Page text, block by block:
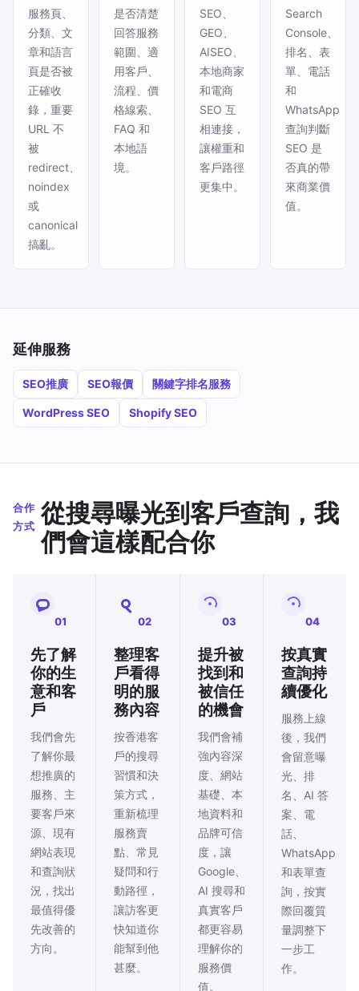
服務頁、
分類、文
章和語言
頁是否被
正確收
錄，重要
URL 不
被
redirect、
noindex
或
canonical
搞亂。
是否清楚
回答服務
範圍、適
用客戶、
流程、價
格線索、
FAQ 和
本地語
境。
SEO、
GEO、
AISEO、
本地商家
和電商
SEO 互
相連接，
讓權重和
客戶路徑
更集中。
Search
Console、
排名、表
單、電話
和
WhatsApp
查詢判斷
SEO 是
否真的帶
來商業價
值。
延伸服務
SEO推廣 SEO報價 關鍵字排名服務
WordPress SEO Shopify SEO
合作
方式 從搜尋曝光到客戶查詢，我
們會這樣配合你
01
先了解
你的生
意和客
戶
我們會先
了解你最
想推廣的
服務、主
要客戶來
源、現有
網站表現
和查詢狀
況，找出
最值得優
先改善的
方向。
02
整理客
戶看得
明的服
務內容
按香港客
戶的搜尋
習慣和決
策方式，
重新梳理
服務賣
點、常見
疑問和行
動路徑，
讓訪客更
快知道你
能幫到他
甚麼。
03
提升被
找到和
被信任
的機會
我們會補
強內容深
度、網站
基礎、本
地資料和
品牌可信
度，讓
Google、
AI 搜尋和
真實客戶
都更容易
理解你的
服務價
值。
04
按真實
查詢持
續優化
服務上線
後，我們
會留意曝
光、排
名、AI 答
案、電
話、
WhatsApp
和表單查
詢，按實
際回覆質
量調整下
一步工
作。